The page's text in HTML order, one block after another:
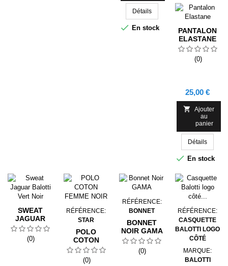
Détails
 En stock
PANTALON
ELASTANE
(0)
Prix
25,00 €

Ajouter
au
panier
Détails
 En stock
SWEAT
JAGUAR
BALOTTI
VERT NOIR
(0)
RÉFÉRENCE:
STAR
POLO
COTON
FEMME
NOIR
(0)
RÉFÉRENCE:
BONNET
BONNET
NOIR GAMA
(0)
RÉFÉRENCE:
CASQUETTE
BALOTTI LOGO
CÔTÉ
MARQUE:
BALOTTI